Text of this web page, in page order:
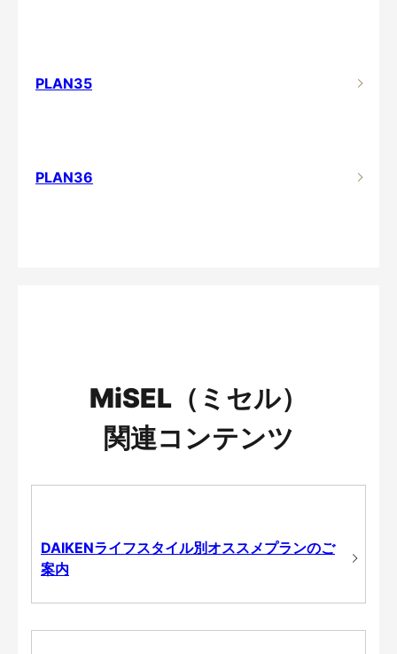
PLAN35
PLAN36
MiSEL（ミセル）
関連コンテンツ
DAIKENライフスタイル別オススメプランのご
案内